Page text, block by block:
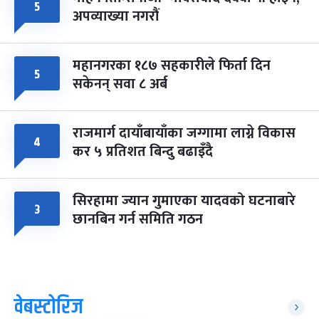
५ अपव्याख्या नगरौं
५ महानगरका १८७ सहकारीले फिर्ता दिन
सकेनन् सवा ८ अर्ब
४ राजमार्ग दायाँबायाँका जग्गामा लाग्ने विकास
कर ५ प्रतिशत बिन्दु बढाइँदै
३ सिरहामा ज्यान गुमाएका यादवको घटनाबारे
छानबिन गर्न समिति गठन
वेबस्टोरिज